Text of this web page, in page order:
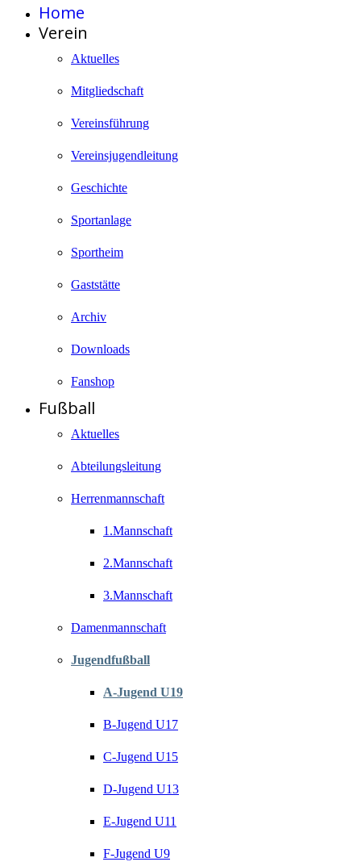
Home
Verein
Aktuelles
Mitgliedschaft
Vereinsführung
Vereinsjugendleitung
Geschichte
Sportanlage
Sportheim
Gaststätte
Archiv
Downloads
Fanshop
Fußball
Aktuelles
Abteilungsleitung
Herrenmannschaft
1.Mannschaft
2.Mannschaft
3.Mannschaft
Damenmannschaft
Jugendfußball
A-Jugend U19
B-Jugend U17
C-Jugend U15
D-Jugend U13
E-Jugend U11
F-Jugend U9